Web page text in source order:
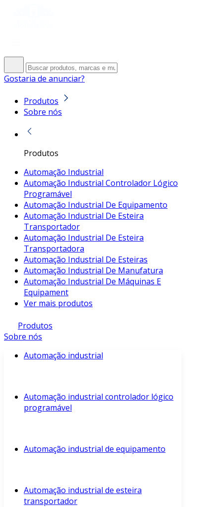
Gostaria de anunciar?
Produtos
Sobre nós
Produtos
Automação Industrial
Automação Industrial Controlador Lógico
Programável
Automação Industrial De Equipamento
Automação Industrial De Esteira
Transportador
Automação Industrial De Esteira
Transportadora
Automação Industrial De Esteiras
Automação Industrial De Manufatura
Automação Industrial De Máquinas E
Equipament
Ver mais produtos
Produtos
Sobre nós
Automação industrial
Automação industrial controlador lógico
programável
Automação industrial de equipamento
Automação industrial de esteira
transportador